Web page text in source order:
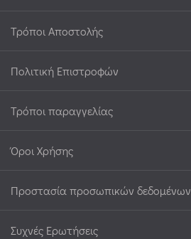
Τρόποι Αποστολής
Πολιτική Επιστροφών
Τρόποι παραγγελίας
Όροι Χρήσης
Προστασία προσωπικών δεδομένων
Συχνές Ερωτήσεις